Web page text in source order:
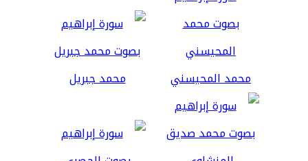
محمد المحيسني محمد جبريل